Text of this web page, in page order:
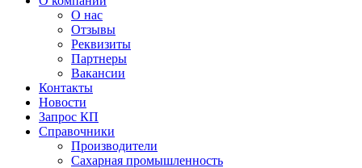
О нас
Отзывы
Реквизиты
Партнеры
Вакансии
Контакты
Новости
Запрос КП
Справочники
Производители
Сахарная промышленность